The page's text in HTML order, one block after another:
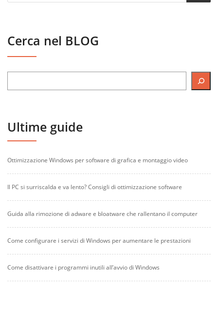
Cerca nel BLOG
Ultime guide
Ottimizzazione Windows per software di grafica e montaggio video
Il PC si surriscalda e va lento? Consigli di ottimizzazione software
Guida alla rimozione di adware e bloatware che rallentano il computer
Come configurare i servizi di Windows per aumentare le prestazioni
Come disattivare i programmi inutili all’avvio di Windows